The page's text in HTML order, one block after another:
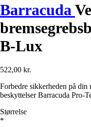
Barracuda
B-Lux
522,00 kr.
Forbedre sikkerheden på din
beskyttelser Barracuda Pro-
Størrelse
*